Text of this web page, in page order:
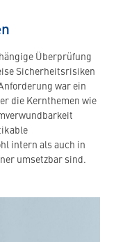
Überprüfung
Sicherheitsrisiken
war ein
die Kernthemen wie
intern als auch in
umsetzbar sind.